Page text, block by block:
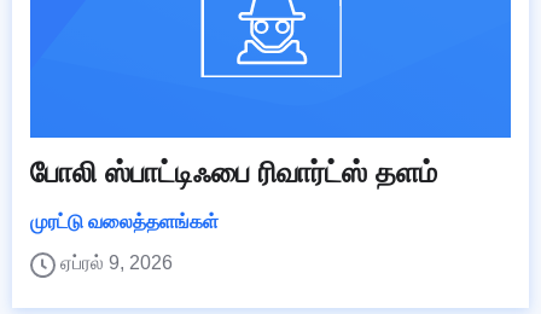
போலி ஸ்பாட்டிஃபை ரிவார்ட்ஸ் தளம்
முரட்டு வலைத்தளங்கள்
ஏப்ரல் 9, 2026